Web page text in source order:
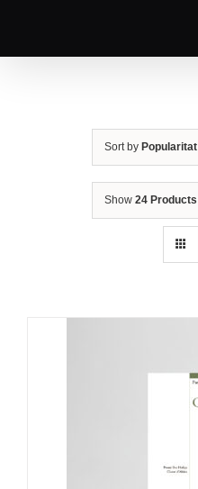
Sort by Popularitat
Show 24 Products